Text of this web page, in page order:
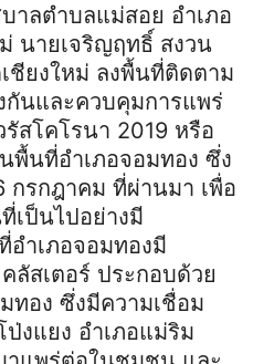
าลตําบลแม่สอย อำเภอ
นายเจริญฤทธิ์ สงวน
ชียงใหม่ ลงพื้นที่ติดตาม
กันและควบคุมการแพร่
สโคโรนา 2019 หรือ
พื้นที่อำเภอจอมทอง ซึ่ง
กรกฎาคม ที่ผ่านมา เพื่อ
เป็นไปอย่างมี
ำเภอจอมทองมี
ลัสเตอร์ ประกอบด้วย
ทอง ซึ่งมีความเชื่อม
งแยง อำเภอแม่ริม